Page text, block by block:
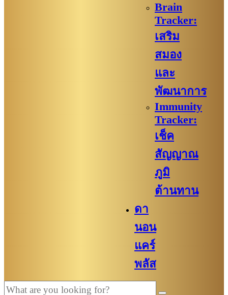
Brain
Tracker:
เสริม
สมอง
และ
พัฒนาการ
Immunity
Tracker:
เช็ค
สัญญาณ
ภูมิ
ต้านทาน
ดา
นอน
แคร์
พลัส